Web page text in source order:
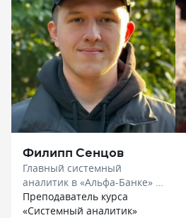
Филипп Сенцов
Главный системный
аналитик в «Альфа-Банке» в
«Нетология»
Преподаватель курса
«Системный аналитик»